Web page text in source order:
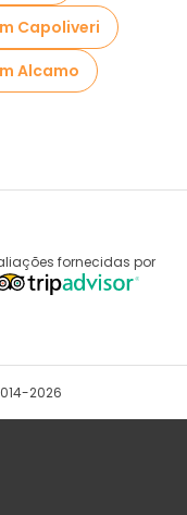
Capoliveri
Alcamo
fornecidas por
2026